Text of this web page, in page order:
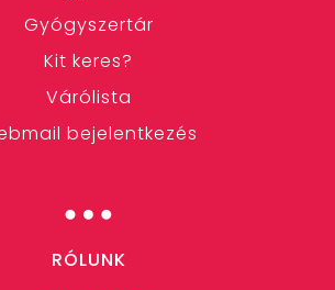
Gyógyszertár
Kit keres?
Várólista
bejelentkezés
…
RÓLUNK